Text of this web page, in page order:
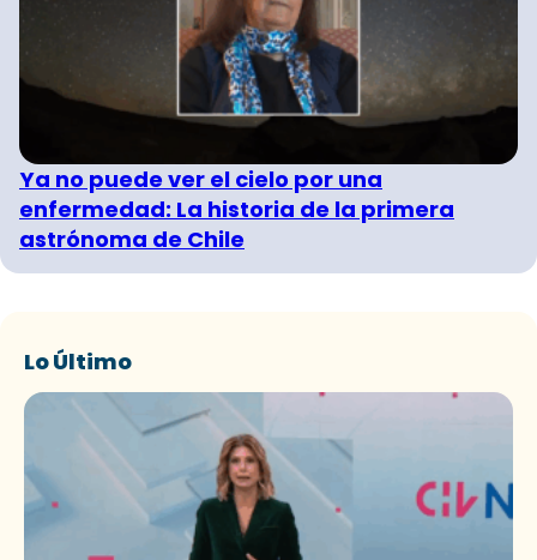
Ya no puede ver el cielo por una
enfermedad: La historia de la primera
astrónoma de Chile
Lo Último